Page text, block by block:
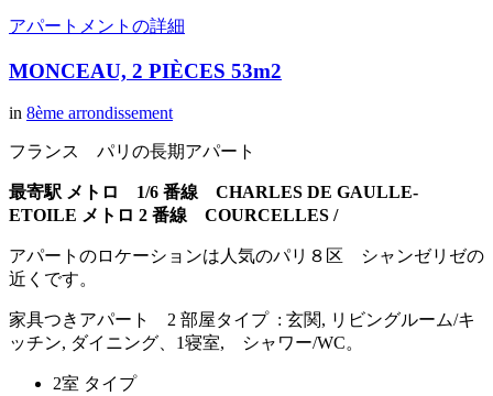
アパートメントの詳細
MONCEAU, 2 PIÈCES 53m2
in 8ème arrondissement
フランス パリの長期アパート
最寄駅 メトロ 1/6 番線 CHARLES DE GAULLE-
ETOILE メトロ 2 番線 COURCELLES /
アパートのロケーションは人気のパリ８区 シャンゼリゼの
近くです。
家具つきアパート 2 部屋タイプ : 玄関, リビングルーム/キ
ッチン, ダイニング、1寝室, シャワー/WC。
2室 タイプ